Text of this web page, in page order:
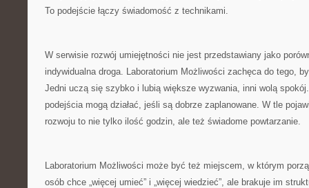
To podejście łączy świadomość z technikami.
W serwisie rozwój umiejętności nie jest przedstawiany jako
indywidualna droga. Laboratorium Możliwości zachęca do tego,
Jedni uczą się szybko i lubią większe wyzwania, inni wolą
podejścia mogą działać, jeśli są dobrze zaplanowane. W tle
rozwoju to nie tylko ilość godzin, ale też świadome powtarzanie.
Laboratorium Możliwości może być też miejscem, w którym
osób chce „więcej umieć” i „więcej wiedzieć”, ale brakuje im